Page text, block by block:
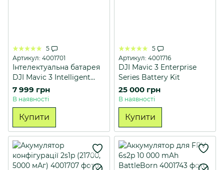
5
Артикул: 4001701
Інтелектуальна батарея
DJI Mavic 3 Intelligent
Flight 5000 мАч
BatteryBWX260-5000-15.4
7 999 грн
В наявності
Купити
5
Артикул: 4001716
DJI Mavic 3 Enterprise
Series Battery Kit
25 000 грн
В наявності
Купити